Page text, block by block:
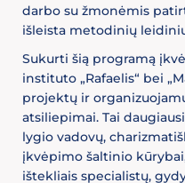
darbo su žmonėmis
išleista metodinių
Sukurti šią programą
instituto „Rafaelis“ bei
projektų ir
atsiliepimai. Tai
lygio vadovų,
įkvėpimo šaltinio
ištekliais specialistų,